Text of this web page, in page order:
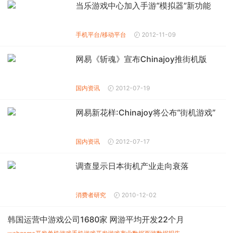
当乐游戏中心加入手游“模拟器”新功能
手机平台/移动平台 2012-11-09
网易《斩魂》宣布Chinajoy推街机版
国内资讯 2012-07-19
网易新花样:Chinajoy将公布“街机游戏”
国内资讯 2012-07-17
调查显示日本街机产业走向衰落
消费者研究 2010-12-02
韩国运营中游戏公司1680家 网游平均开发22个月